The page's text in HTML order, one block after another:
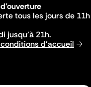
tous les jours de
jusqu'à 21h.
d'accueil